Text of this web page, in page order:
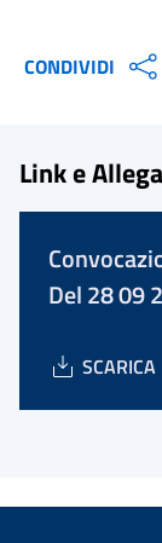
CONDIVIDI
Link e
Del 28 09
SCARICA